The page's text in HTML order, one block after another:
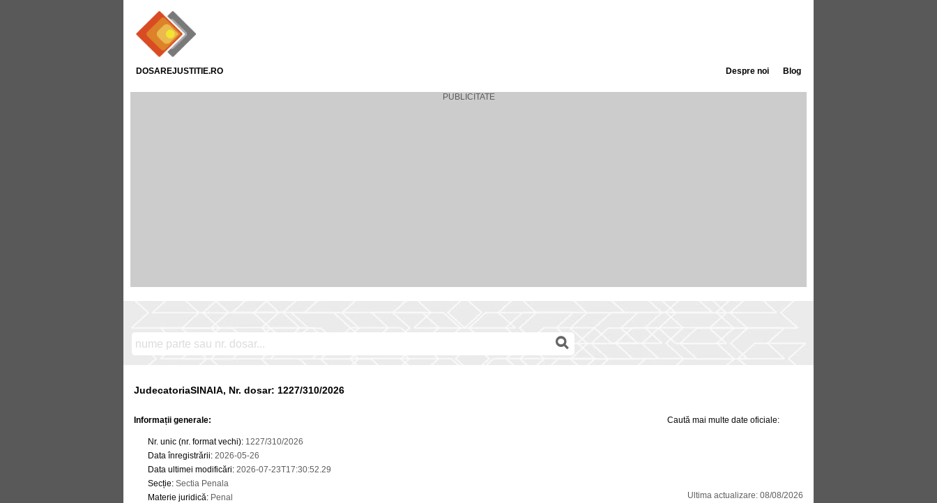
DOSAREJUSTITIE.RO Blog
Despre noi
JudecatoriaSINAIA, Nr. dosar: 1227/310/2026
Informații generale:
Nr. unic (nr. format vechi): 1227/310/2026
Data înregistrării: 2026-05-26
Data ultimei modificări: 2026-07-23T17:30:52.29
Secție: Sectia Penala
Materie juridică: Penal
Caută mai multe date oficiale:
Ultima actualizare: 08/08/2026